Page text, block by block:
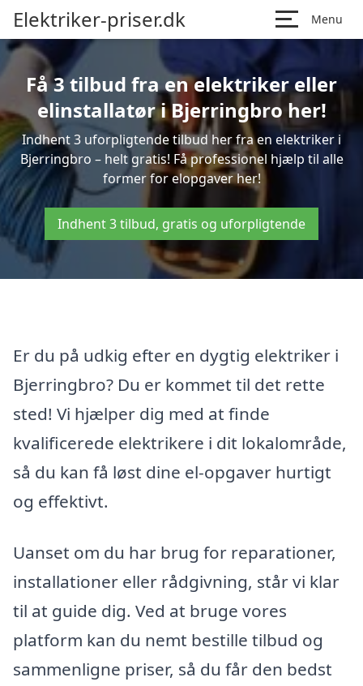
Elektriker-priser.dk Menu
Få 3 tilbud fra en elektriker eller
elinstallatør i Bjerringbro her!
Indhent 3 uforpligtende tilbud her fra en elektriker i
Bjerringbro – helt gratis! Få professionel hjælp til alle
former for elopgaver her!
Indhent 3 tilbud, gratis og uforpligtende
Er du på udkig efter en dygtig elektriker i
Bjerringbro? Du er kommet til det rette
sted! Vi hjælper dig med at finde
kvalificerede elektrikere i dit lokalområde,
så du kan få løst dine el-opgaver hurtigt
og effektivt.
Uanset om du har brug for reparationer,
installationer eller rådgivning, står vi klar
til at guide dig. Ved at bruge vores
platform kan du nemt bestille tilbud og
sammenligne priser, så du får den bedst